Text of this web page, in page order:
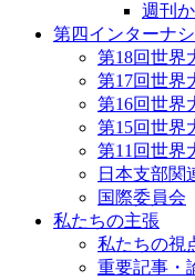
週刊
第四インターナ
第18回世界
第17回世界
第16回世界
第15回世界
第11回世界
日本支部関
国際委員会
私たちの主張
私たちの視
重要記事・